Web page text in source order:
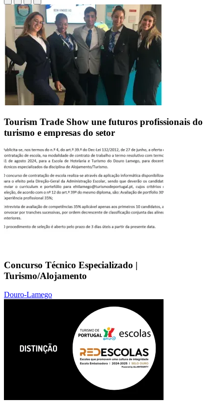
Tourism Trade Show une futuros profissionais do
turismo e empresas do setor
Concurso Técnico Especializado |
Turismo/Alojamento
Douro-Lamego